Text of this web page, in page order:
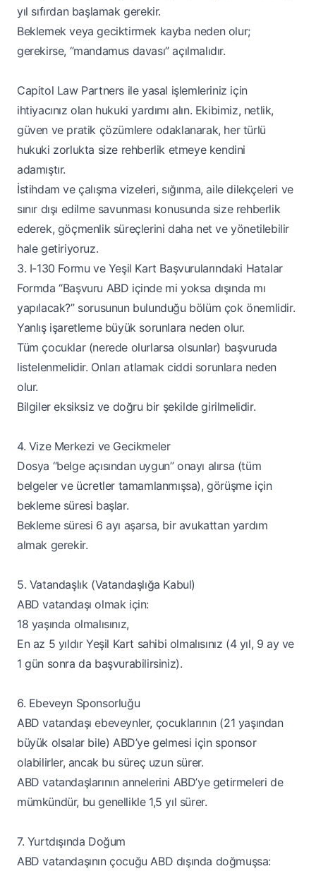
yıl sıfırdan başlamak gerekir.
Beklemek veya geciktirmek kayba neden olur;
gerekirse, “mandamus davası” açılmalıdır.
Capitol Law Partners ile yasal işlemleriniz için
ihtiyacınız olan hukuki yardımı alın. Ekibimiz, netlik,
güven ve pratik çözümlere odaklanarak, her türlü
hukuki zorlukta size rehberlik etmeye kendini
adamıştır.
İstihdam ve çalışma vizeleri, sığınma, aile dilekçeleri ve
sınır dışı edilme savunması konusunda size rehberlik
ederek, göçmenlik süreçlerini daha net ve yönetilebilir
hale getiriyoruz.
3. I-130 Formu ve Yeşil Kart Başvurularındaki Hatalar
Formda “Başvuru ABD içinde mi yoksa dışında mı
yapılacak?” sorusunun bulunduğu bölüm çok önemlidir.
Yanlış işaretleme büyük sorunlara neden olur.
Tüm çocuklar (nerede olurlarsa olsunlar) başvuruda
listelenmelidir. Onları atlamak ciddi sorunlara neden
olur.
Bilgiler eksiksiz ve doğru bir şekilde girilmelidir.
4. Vize Merkezi ve Gecikmeler
Dosya “belge açısından uygun” onayı alırsa (tüm
belgeler ve ücretler tamamlanmışsa), görüşme için
bekleme süresi başlar.
Bekleme süresi 6 ayı aşarsa, bir avukattan yardım
almak gerekir.
5. Vatandaşlık (Vatandaşlığa Kabul)
ABD vatandaşı olmak için:
18 yaşında olmalısınız,
En az 5 yıldır Yeşil Kart sahibi olmalısınız (4 yıl, 9 ay ve
1 gün sonra da başvurabilirsiniz).
6. Ebeveyn Sponsorluğu
ABD vatandaşı ebeveynler, çocuklarının (21 yaşından
büyük olsalar bile) ABD’ye gelmesi için sponsor
olabilirler, ancak bu süreç uzun sürer.
ABD vatandaşlarının annelerini ABD’ye getirmeleri de
mümkündür, bu genellikle 1,5 yıl sürer.
7. Yurtdışında Doğum
ABD vatandaşının çocuğu ABD dışında doğmuşsa: